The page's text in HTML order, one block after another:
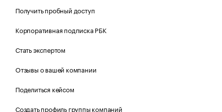
Получить пробный доступ
Корпоративная подписка РБК
Стать экспертом
Отзывы о вашей компании
Поделиться кейсом
Создать профиль группы компаний